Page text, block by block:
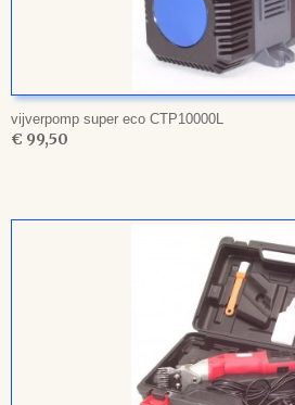
vijverpomp super eco CTP10000L
€ 99,50